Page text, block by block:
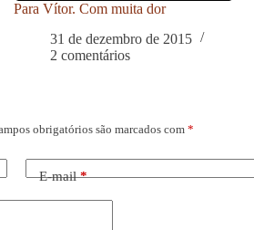
Para Vítor. Com muita dor
31 de dezembro de 2015
2 comentários
obrigatórios são marcados com *
E-mail*